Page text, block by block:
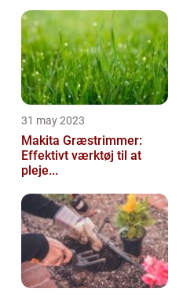
31 may 2023
Makita Græstrimmer:
Effektivt værktøj til at
pleje...